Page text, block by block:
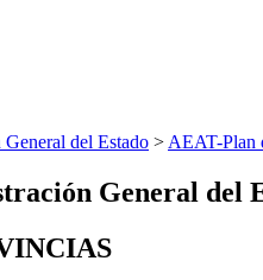
del Estado > AEAT-Plan
General del